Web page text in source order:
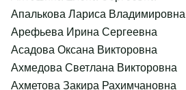
Апалькова Лариса Владимировна
Арефьева Ирина Сергеевна
Асадова Оксана Викторовна
Ахмедова Светлана Викторовна
Ахметова Закира Рахимчановна